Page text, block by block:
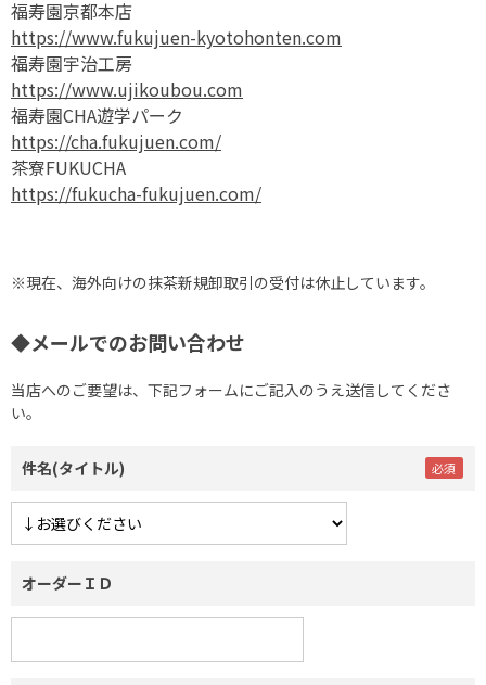
福寿園京都本店
https://www.fukujuen-kyotohonten.com
福寿園宇治工房
https://www.ujikoubou.com
福寿園CHA遊学パーク
https://cha.fukujuen.com/
茶寮FUKUCHA
https://fukucha-fukujuen.com/
※現在、海外向けの抹茶新規卸取引の受付は休止しています。
◆メールでのお問い合わせ
当店へのご要望は、下記フォームにご記入のうえ送信してくださ
い。
件名(タイトル)
オーダーＩＤ